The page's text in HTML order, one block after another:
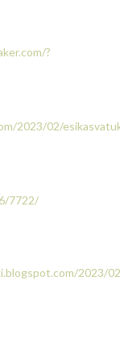
?
2023/02/
7722/
2023/